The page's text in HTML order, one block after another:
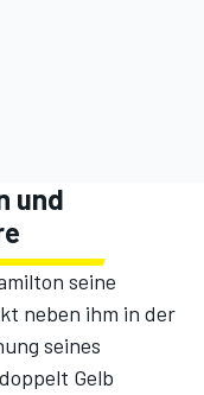
und
seine
neben ihm in der
seines
Gelb